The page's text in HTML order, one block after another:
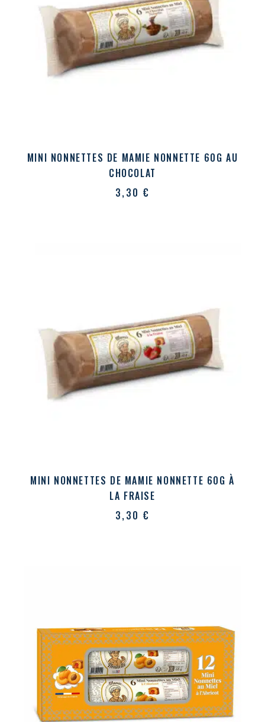
MINI NONNETTES DE MAMIE NONNETTE 60G AU
CHOCOLAT
3,30 €
MINI NONNETTES DE MAMIE NONNETTE 60G À
LA FRAISE
3,30 €